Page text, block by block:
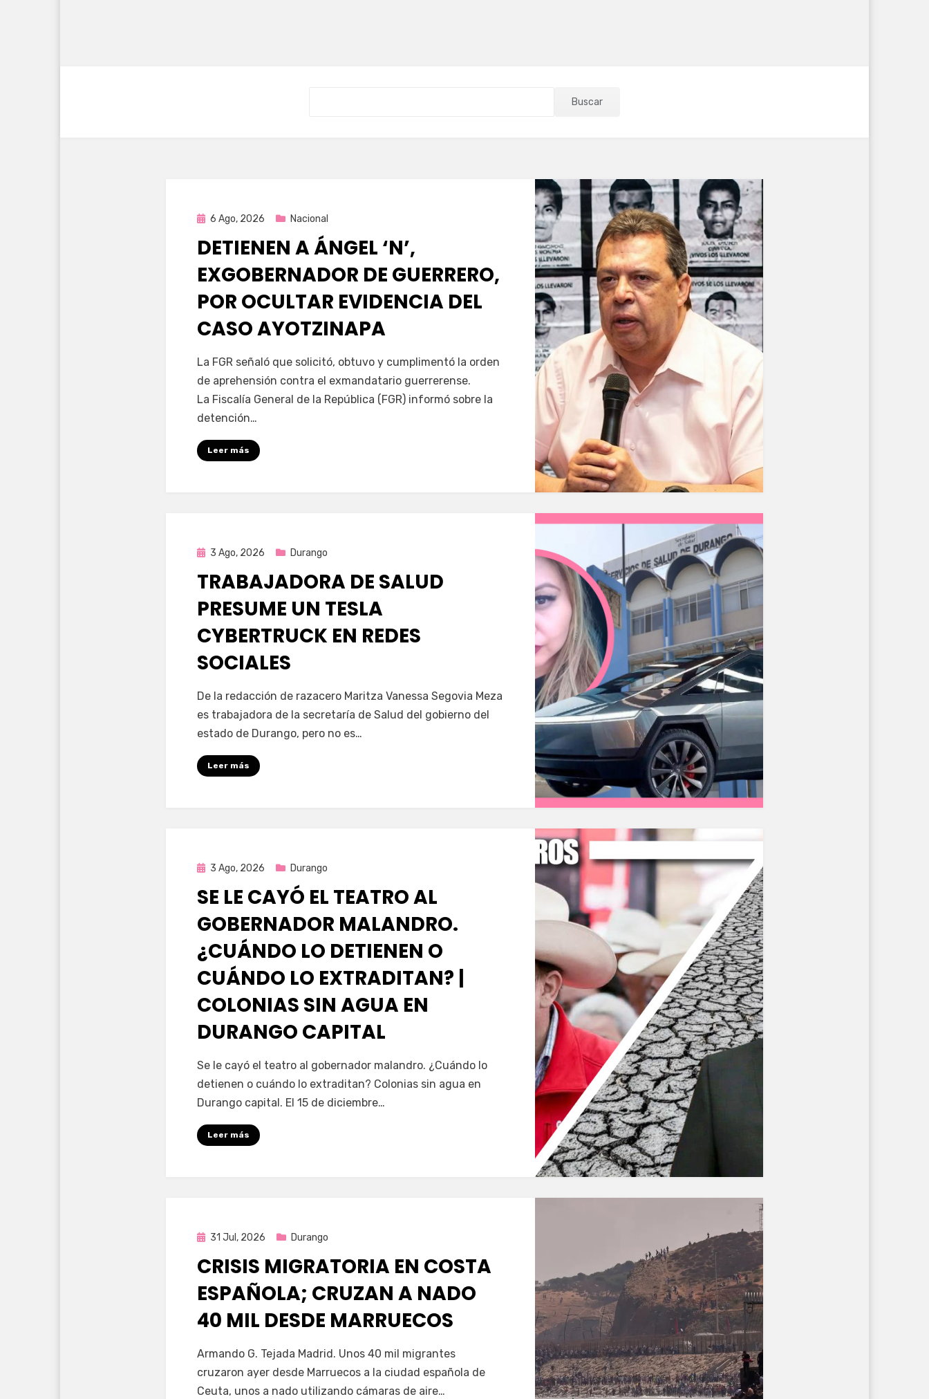
Buscar
Publicada
6 Ago, 2026 Nacional
DETIENEN A ÁNGEL ‘N’,
EXGOBERNADOR DE GUERRERO,
POR OCULTAR EVIDENCIA DEL
CASO AYOTZINAPA
porFernando Miranda Servín
La FGR señaló que solicitó, obtuvo y cumplimentó la orden
de aprehensión contra el exmandatario guerrerense.
La Fiscalía General de la República (FGR) informó sobre la
detención…
Leer más
Publicada
3 Ago, 2026 Durango
TRABAJADORA DE SALUD
PRESUME UN TESLA
CYBERTRUCK EN REDES
SOCIALES
porFernando Miranda Servín
De la redacción de razacero Maritza Vanessa Segovia Meza
es trabajadora de la secretaría de Salud del gobierno del
estado de Durango, pero no es…
Leer más
Publicada
3 Ago, 2026 Durango
SE LE CAYÓ EL TEATRO AL
GOBERNADOR MALANDRO.
¿CUÁNDO LO DETIENEN O
CUÁNDO LO EXTRADITAN? |
COLONIAS SIN AGUA EN
DURANGO CAPITAL
porFernando Miranda Servín
Se le cayó el teatro al gobernador malandro. ¿Cuándo lo
detienen o cuándo lo extraditan? Colonias sin agua en
Durango capital. El 15 de diciembre…
Leer más
Publicada
31 Jul, 2026 Durango
CRISIS MIGRATORIA EN COSTA
ESPAÑOLA; CRUZAN A NADO
40 MIL DESDE MARRUECOS
porFernando Miranda Servín
Armando G. Tejada Madrid. Unos 40 mil migrantes
cruzaron ayer desde Marruecos a la ciudad española de
Ceuta, unos a nado utilizando cámaras de aire…